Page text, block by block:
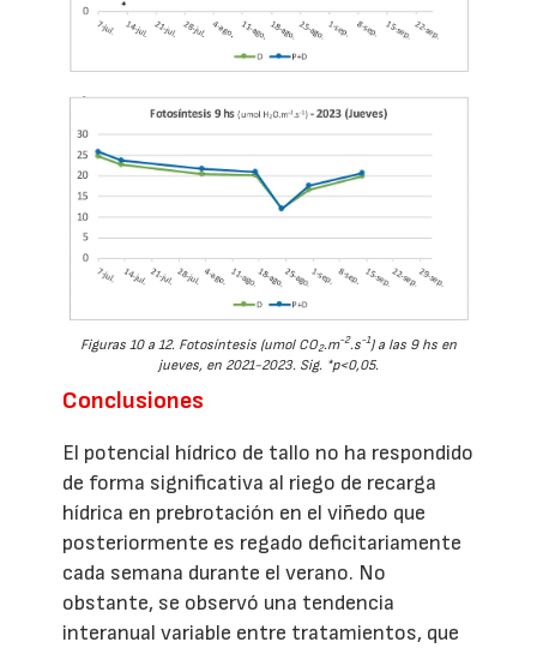
Figuras 10 a 12. Fotosíntesis (umol CO2.m-2.s-1) a las 9 hs en
jueves, en 2021-2023. Sig. *p<0,05.
Conclusiones
El potencial hídrico de tallo no ha respondido
de forma significativa al riego de recarga
hídrica en prebrotación en el viñedo que
posteriormente es regado deficitariamente
cada semana durante el verano. No
obstante, se observó una tendencia
interanual variable entre tratamientos, que